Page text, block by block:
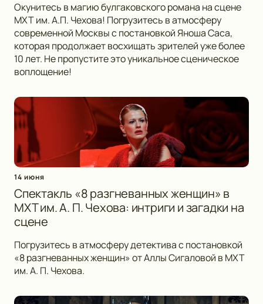
Окунитесь в магию булгаковского романа на сцене
МХТ им. А.П. Чехова! Погрузитесь в атмосферу
современной Москвы с постановкой Яноша Саса,
которая продолжает восхищать зрителей уже более
10 лет. Не пропустите это уникальное сценическое
воплощение!
14 июня
Спектакль «8 разгневанных женщин» в
МХТ им. А. П. Чехова: интриги и загадки на
сцене
Погрузитесь в атмосферу детектива с постановкой
«8 разгневанных женщин» от Аллы Сигаловой в МХТ
им. А. П. Чехова.